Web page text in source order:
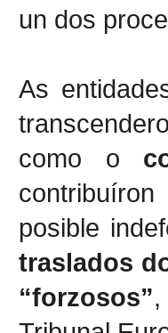
un dos
As
como o
posible
traslados
“forzosos”